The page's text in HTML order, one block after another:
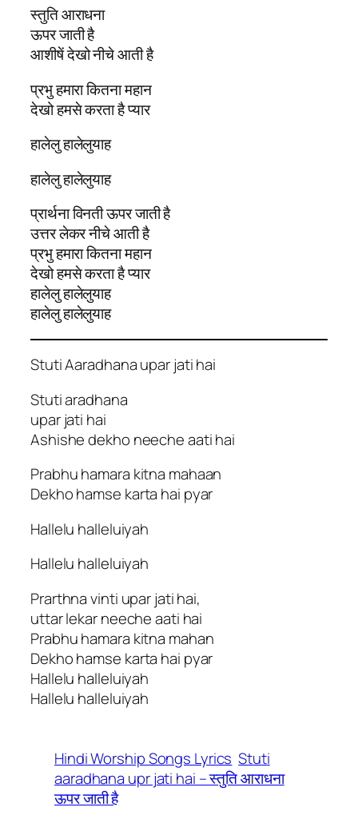
स्तुति आराधना
ऊपर जाती है
आशीषें देखो नीचे आती है
प्रभु हमारा कितना महान
देखो हमसे करता है प्यार
हालेलु हालेलुयाह
हालेलु हालेलुयाह
प्रार्थना विनती ऊपर जाती है
उत्तर लेकर नीचे आती है
प्रभु हमारा कितना महान
देखो हमसे करता है प्यार
हालेलु हालेलुयाह
हालेलु हालेलुयाह
Stuti Aaradhana upar jati hai
Stuti aradhana
upar jati hai
Ashishe dekho neeche aati hai
Prabhu hamara kitna mahaan
Dekho hamse karta hai pyar
Hallelu halleluiyah
Hallelu halleluiyah
Prarthna vinti upar jati hai,
uttar lekar neeche aati hai
Prabhu hamara kitna mahan
Dekho hamse karta hai pyar
Hallelu halleluiyah
Hallelu halleluiyah
Hindi Worship Songs Lyrics Stuti
aaradhana upr jati hai – स्तुति आराधना
ऊपर जाती है